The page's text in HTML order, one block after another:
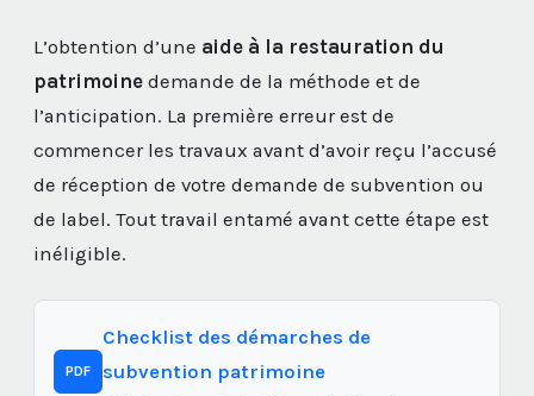
L’obtention d’une aide à la restauration du
patrimoine demande de la méthode et de
l’anticipation. La première erreur est de
commencer les travaux avant d’avoir reçu l’accusé
de réception de votre demande de subvention ou
de label. Tout travail entamé avant cette étape est
inéligible.
PDF
Checklist des démarches de
subvention patrimoine